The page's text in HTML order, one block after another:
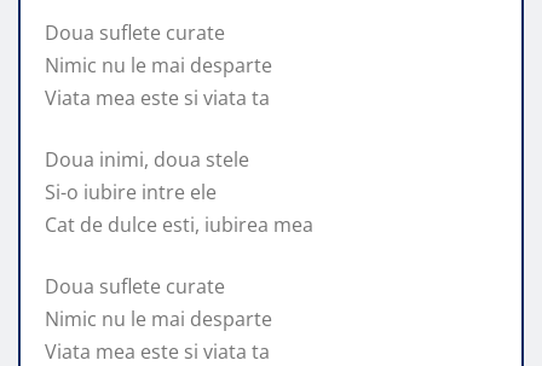
Doua suflete curate
Nimic nu le mai desparte
Viata mea este si viata ta
Doua inimi, doua stele
Si-o iubire intre ele
Cat de dulce esti, iubirea mea
Doua suflete curate
Nimic nu le mai desparte
Viata mea este si viata ta